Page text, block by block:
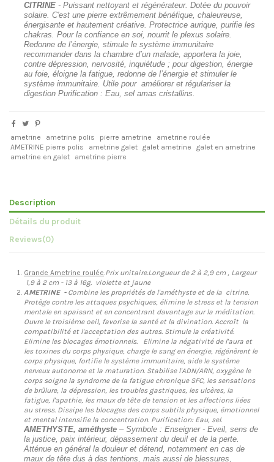
CITRINE - Puissant nettoyant et régénérateur. Dotée du pouvoir
solaire. C'est une pierre extrêmement bénéfique, chaleureuse,
énergisante et hautement créative. Protectrice aurique, purifie les
chakras. Pour la confiance en soi, nourrit le plexus solaire.
Redonne de l’énergie, stimule le système immunitaire
recommander dans la chambre d’un malade, apportera la joie,
contre dépression, nervosité, inquiétude ; pour digestion, énergie
au foie, éloigne la fatigue, redonne de l’énergie et stimuler le
système immunitaire. Utile pour améliorer et régulariser la
digestion Purification : Eau, sel amas cristallins.
ametrine ametrine polis pierre ametrine
ametrine roulée
AMETRINE pierre polis
ametrine galet galet ametrine
galet en ametrine
ametrine en galet
ametrine pierre
Description
Détails du produit
Reviews(0)
Grande Ametrine roulée.Prix unitaire.Longueur de 2 à 2,9 cm , Largeur
1,9 à 2 cm - 13 à 16g. violette et jaune
AMETRINE - Combine les propriétés de l'améthyste et de la citrine.
Protège contre les attaques psychiques, élimine le stress et la tension
mentale en apaisant et en concentrant davantage sur la méditation.
Ouvre le troisième oeil, favorise la santé et la divination. Accroît la
compatibilité et l'acceptation des autres. Stimule la créativité.
Elimine les blocages émotionnels. Elimine la négativité de l'aura et
les toxines du corps physique, charge le sang en énergie, régénèrent le
corps physique, fortifie le système immunitaire, aide le système
nerveux autonome et la maturation. Stabilise l'ADN/ARN, oxygène le
corps soigne la syndrome de la fatigue chronique SFC, les sensations
de brûlure, la dépression, les troubles gastriques, les ulcères, la
fatigue, l'apathie, les maux de tête de tension et les affections liées
au stress. Dissipe les blocages des corps subtils physique, émotionnel
et mental intensifie la concentration. Purification: Eau, sel.
AMETHYSTE, améthyste – Symbole : Enseigner - Eveil, sens de
la justice, paix intérieur, dépassement du deuil et de la perte.
Atténue en général la douleur et détend, notamment en cas de
maux de tête dus à des tentions, mais aussi de blessures,